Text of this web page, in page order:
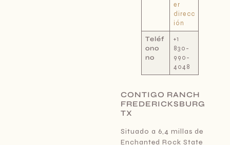
er
direcc
ión
Teléf
ono
no
+1
830-
990-
4048
CONTIGO RANCH
FREDERICKSBURG
TX
Situado a 6,4 millas de
Enchanted Rock State